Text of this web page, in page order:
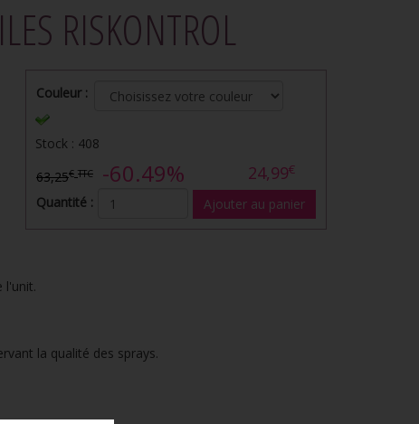
RISKONTROL
Couleur :
Stock : 408
63,25€ TTC -60.49% 24,99€
Quantité :
l'unit.
la qualité des sprays.